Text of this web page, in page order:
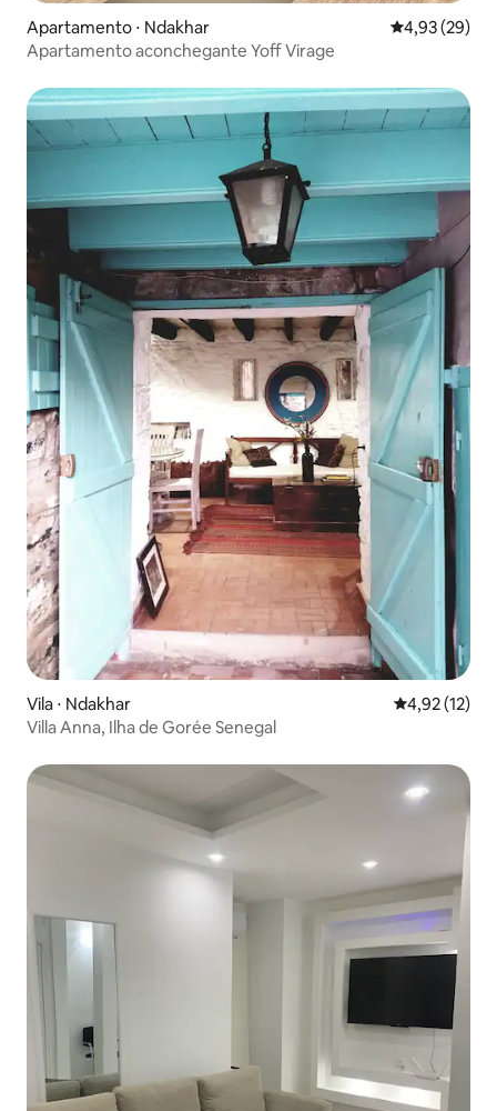
Apartamento ⋅ Ndakhar 4,93 de uma
4,93 (29)
Apartamento aconchegante Yoff Virage
Vila ⋅ Ndakhar 4,92 de uma
4,92 (12)
Villa Anna, Ilha de Gorée Senegal